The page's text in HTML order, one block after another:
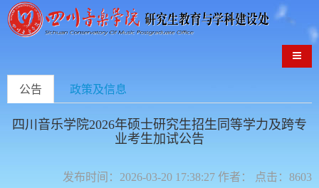
导航
公告 政策及信息
四川音乐学院2026年硕士研究生招生同等学力及跨专
业考生加试公告
发布时间：2026-03-20 17:38:27 作者： 点击：8603